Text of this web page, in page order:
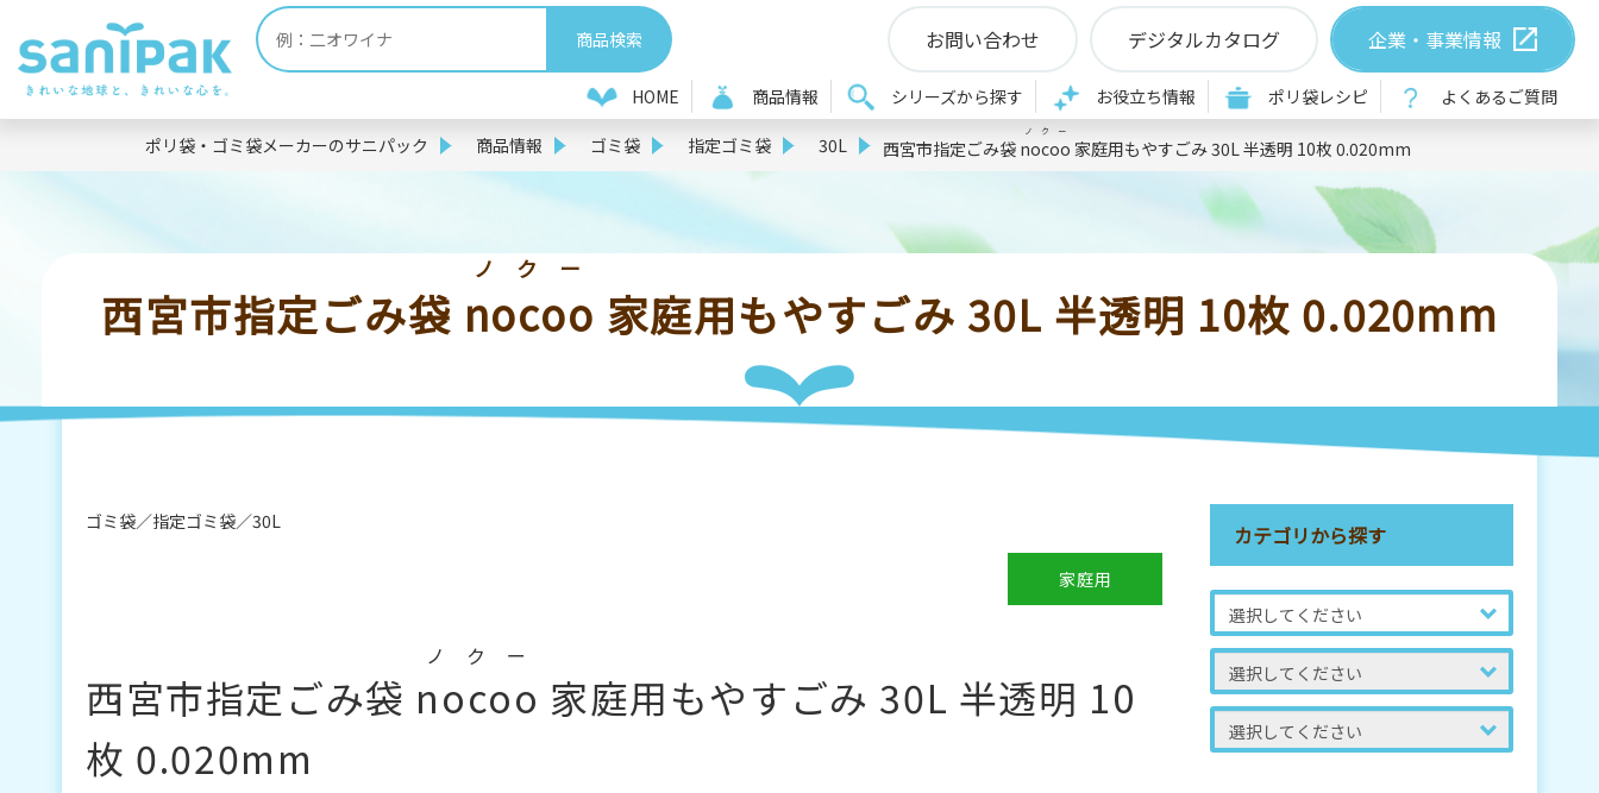
HOME 商品情報 シリーズから探す お役立ち情報 ポリ袋レシピ よくあるご質問
お問い合わせ デジタルカタログ 企業・事業情報
ポリ袋・ゴミ袋メーカーのサニパック 商品情報 ゴミ袋 指定ゴミ袋 30L 西宮市指定ごみ袋 nocoo
ノクー
家庭用もやすごみ 30L 半透明 10枚 0.020mm
西宮市指定ごみ袋 nocoo
ノクー
家庭用もやすごみ 30L 半透明 10枚 0.020mm
ゴミ袋 指定ゴミ袋 30L
家庭用
西宮市指定ごみ袋 nocoo
ノクー
家庭用もやすごみ 30L 半透明 10
枚 0.020mm
カテゴリから探す